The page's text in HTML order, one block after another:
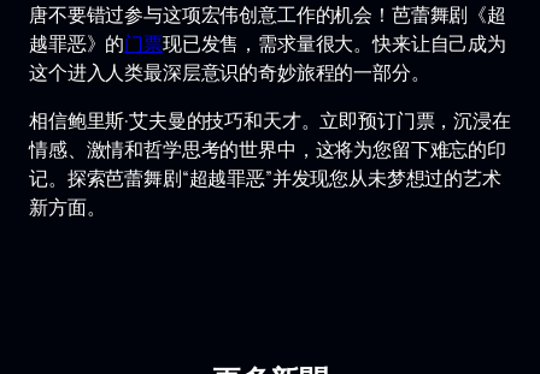
唐不要错过参与这项宏伟创意工作的机会！芭蕾舞剧《超
越罪恶》的门票现已发售，需求量很大。快来让自己成为
这个进入人类最深层意识的奇妙旅程的一部分。
相信鲍里斯·艾夫曼的技巧和天才。立即预订门票，沉浸在
情感、激情和哲学思考的世界中，这将为您留下难忘的印
记。探索芭蕾舞剧“超越罪恶”并发现您从未梦想过的艺术
新方面。